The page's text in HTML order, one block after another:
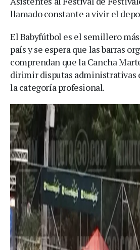
llamado constante a vivir el
El Babyfútbol es el semillero
país y se espera que las barras
comprendan que la Cancha
dirimir disputas administrativas
la categoría profesional.